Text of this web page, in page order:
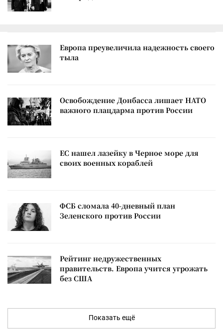
Европа преувеличила надежность своего
тыла
Освобождение Донбасса лишает НАТО
важного плацдарма против России
ЕС нашел лазейку в Черное море для
своих военных кораблей
ФСБ сломала 40-дневный план
Зеленского против России
Рейтинг недружественных
правительств. Европа учится угрожать
без США
Показать ещё